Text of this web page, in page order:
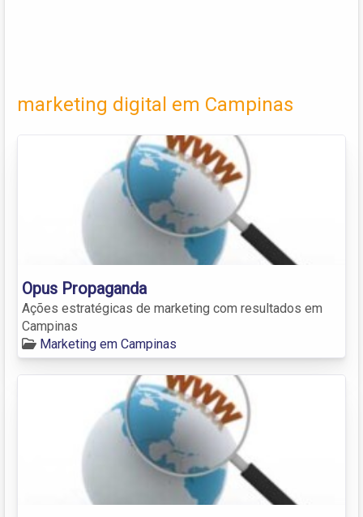
marketing digital em Campinas
Opus Propaganda
Ações estratégicas de marketing com resultados em
Campinas
Marketing em Campinas